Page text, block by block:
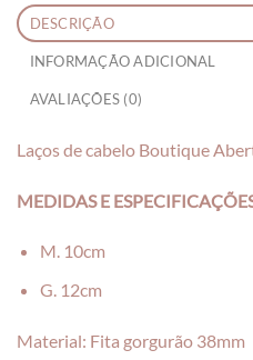
DESCRIÇÃO
INFORMAÇÃO ADICIONAL
AVALIAÇÕES (0)
Laços de cabelo Boutique
MEDIDAS E ESP
M. 10cm
G. 12cm
Material: Fita gorgurão 38mm